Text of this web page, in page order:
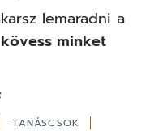
lemaradni a
kövess minket
TANÁSCSOK